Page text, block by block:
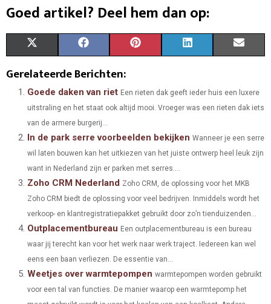
Goed artikel? Deel hem dan op:
R
O
T
W
I
T
E
R
)
R
O
N
C
E
O
O
K
R
O
T
R
S
T
A
R
O
N
K
D
N
R
O
I
Gerelateerde Berichten:
Goede daken van riet Een rieten dak geeft ieder huis een luxere
uitstraling en het staat ook altijd mooi. Vroeger was een rieten dak iets
van de armere burgerij...
In de park serre voorbeelden bekijken Wanneer je een serre
wil laten bouwen kan het uitkiezen van het juiste ontwerp heel leuk zijn
want in Nederland zijn er parken met serres....
Zoho CRM Nederland Zoho CRM, de oplossing voor het MKB
Zoho CRM biedt de oplossing voor veel bedrijven. Inmiddels wordt het
verkoop- en klantregistratiepakket gebruikt door zo’n tienduizenden...
Outplacementbureau Een outplacementbureau is een bureau
waar jij terecht kan voor het werk naar werk traject. Iedereen kan wel
eens een baan verliezen. De essentie van...
Weetjes over warmtepompen warmtepompen worden gebruikt
voor een tal van functies. De manier waarop een warmtepomp het